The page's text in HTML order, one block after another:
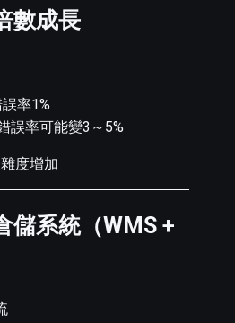
數成長
率1%
誤率可能變3～5%
度增加
儲系統（WMS +